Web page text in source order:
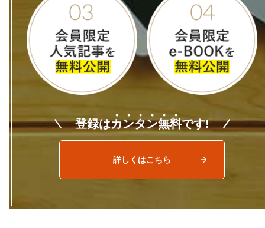
登録はカンタン無料です!
詳しくはこちら